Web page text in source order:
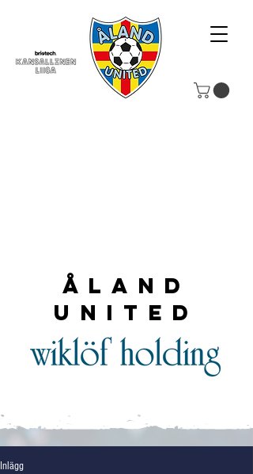
Åland
United
Inlägg